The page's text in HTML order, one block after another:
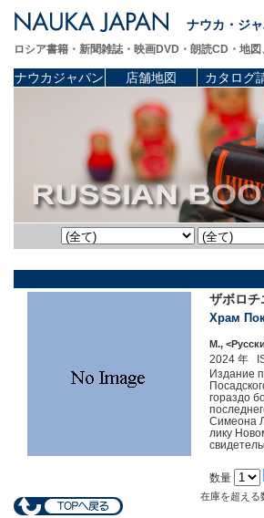
ナウカ・ジ
ロシア書籍・新聞雑誌・映画DVD・朗読CD・地
ナウカジャパン 店舗地図 カタログ
ザボロチ
Храм
М.,
2024 年
Издание
гораздо
Симеона
лику
数量
在庫を超える